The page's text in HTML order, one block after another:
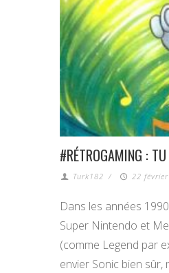
#RÉTROGAMING :
Turk182 / 22
Dans les années
Super Nintendo et
(comme Legend par
envier Sonic bien